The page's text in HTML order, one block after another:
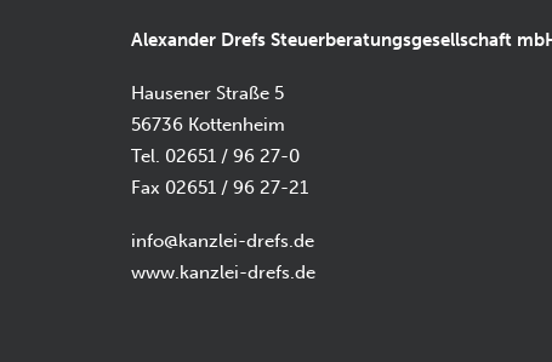
Alexander Drefs Steuerberatungsgesellschaft
Hausener Straße 5
56736 Kottenheim
Tel. 02651 / 96 27-0
Fax 02651 / 96 27-21
info@kanzlei-drefs.de
www.kanzlei-drefs.de